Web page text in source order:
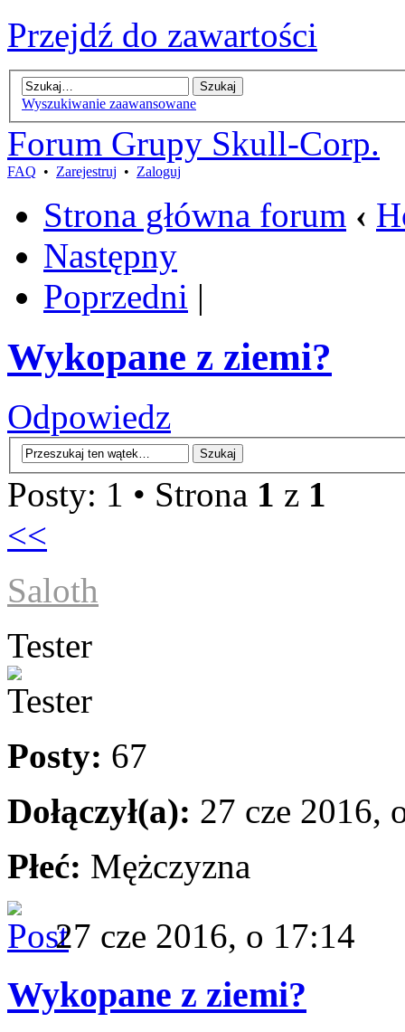
Przejdź do zawartości
Wyszukiwanie zaawansowane
Forum Grupy Skull-Corp.
FAQ • Zarejestruj • Zaloguj
Strona główna forum ‹
Następny
Poprzedni |
Wykopane z ziemi?
Odpowiedz
Posty: 1 • Strona 1 z 1
<<
Saloth
Tester
Posty: 67
Dołączył(a): 27 cze 2016,
Płeć: Mężczyzna
27 cze 2016, o 17:14
Wykopane z ziemi?